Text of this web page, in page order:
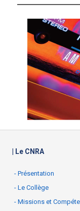
| Le CNRA
- Présentation
- Le Collège
- Missions et